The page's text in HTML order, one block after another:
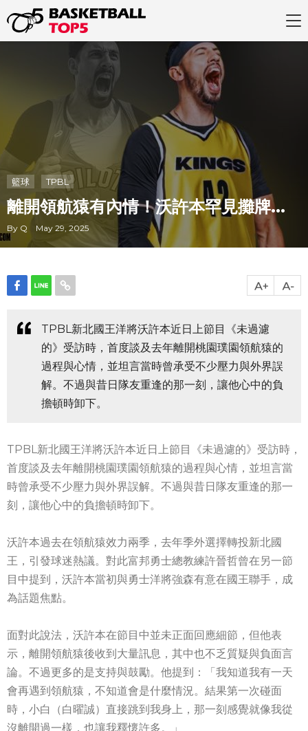
籃球 TPBL
離開領航猿有內情！沃許本罕見攤牌...
By Q May 29, 2025
TPBL新北國王洋將沃許本近日上節目《未過濾
的》受訪時，首度談及去年離開桃園璞園領航猿的
過程與心情，並坦言當時曾承受不少壓力與外界誤
解。不過與昔日隊友重逢的那一刻，讓他心中的負
擔頓時卸下。
TPBL新北國王洋將沃許本近日上節目《未過濾的》受訪時，
首度談及去年離開桃園璞園領航猿的過程與心情，並坦言當
時曾承受不少壓力與外界誤解。不過與昔日隊友重逢的那一
刻，讓他心中的負擔頓時卸下。
沃許本過去在領航猿效力兩季，去年季外選擇轉投新北國
王，引發球迷熱議。對此富邦勇士總教練許晉哲曾在另一節
目中提到，沃許本當初與勇士洋將強森有意在國王聯手，成
為話題焦點。
面對此說法，沃許本在節目中並未正面回應細節，但他表
示，離開領航猿後收到大量訊息，其中也不乏質疑與負面言
論。不過更多的是支持與鼓勵。他提到：「我知道我有一天
會再遇到領航猿，不知道會是什麼情況。結果第一次碰面
時，小白（白曜誠）直接跳到我身上，那一刻感覺就像我從
沒離開過一樣，也讓我釋懷許多。」